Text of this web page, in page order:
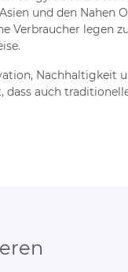
und den
Verbraucher legen
Nachhaltigkeit
dass auch